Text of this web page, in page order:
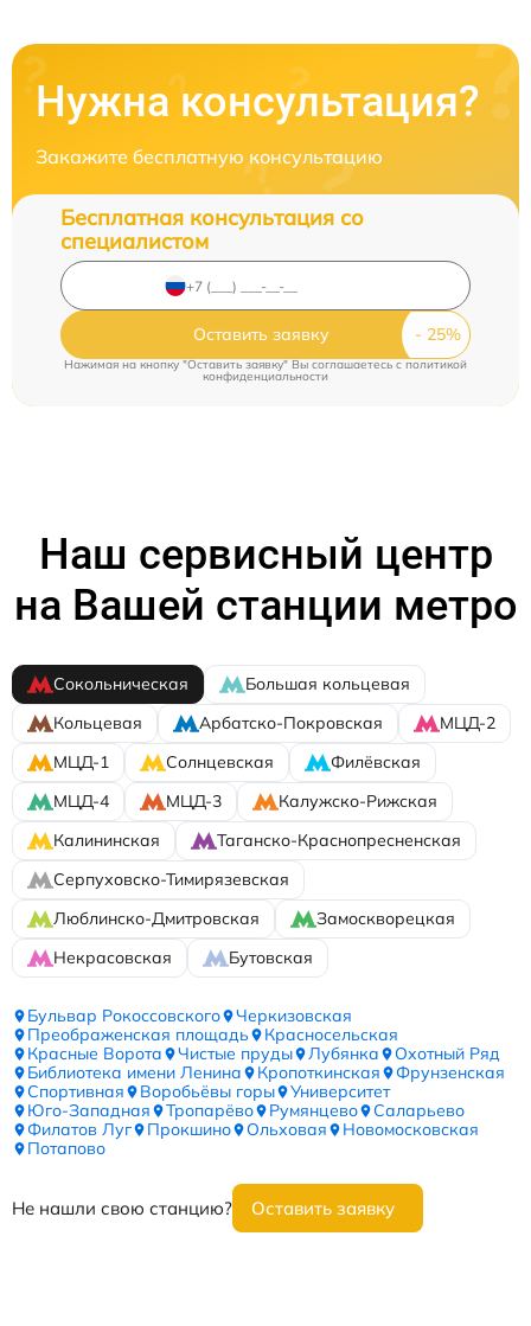
Нужна консультация?
Закажите бесплатную консультацию
Бесплатная консультация со
специалистом
Оставить заявку
Нажимая на кнопку "Оставить заявку" Вы соглашаетесь cполитикой
конфиденциальности
Наш сервисный центр
на Вашей станции метро
Сокольническая
Большая кольцевая
Кольцевая
Арбатско-Покровская
МЦД-2
МЦД-1
Солнцевская
Филёвская
МЦД-4
МЦД-3
Калужско-Рижская
Калининская
Таганско-Краснопресненская
Серпуховско-Тимирязевская
Люблинско-Дмитровская
Замоскворецкая
Некрасовская
Бутовская
Бульвар Рокоссовского
Черкизовская
Преображенская площадь
Красносельская
Красные Ворота
Чистые пруды Лубянка
Охотный Ряд
Библиотека имени Ленина
Кропоткинская
Фрунзенская
Спортивная
Воробьёвы горы
Университет
Юго-Западная
Тропарёво Румянцево
Саларьево
Филатов Луг
Прокшино Ольховая
Новомосковская
Потапово
Не нашли свою станцию? Оставить заявку